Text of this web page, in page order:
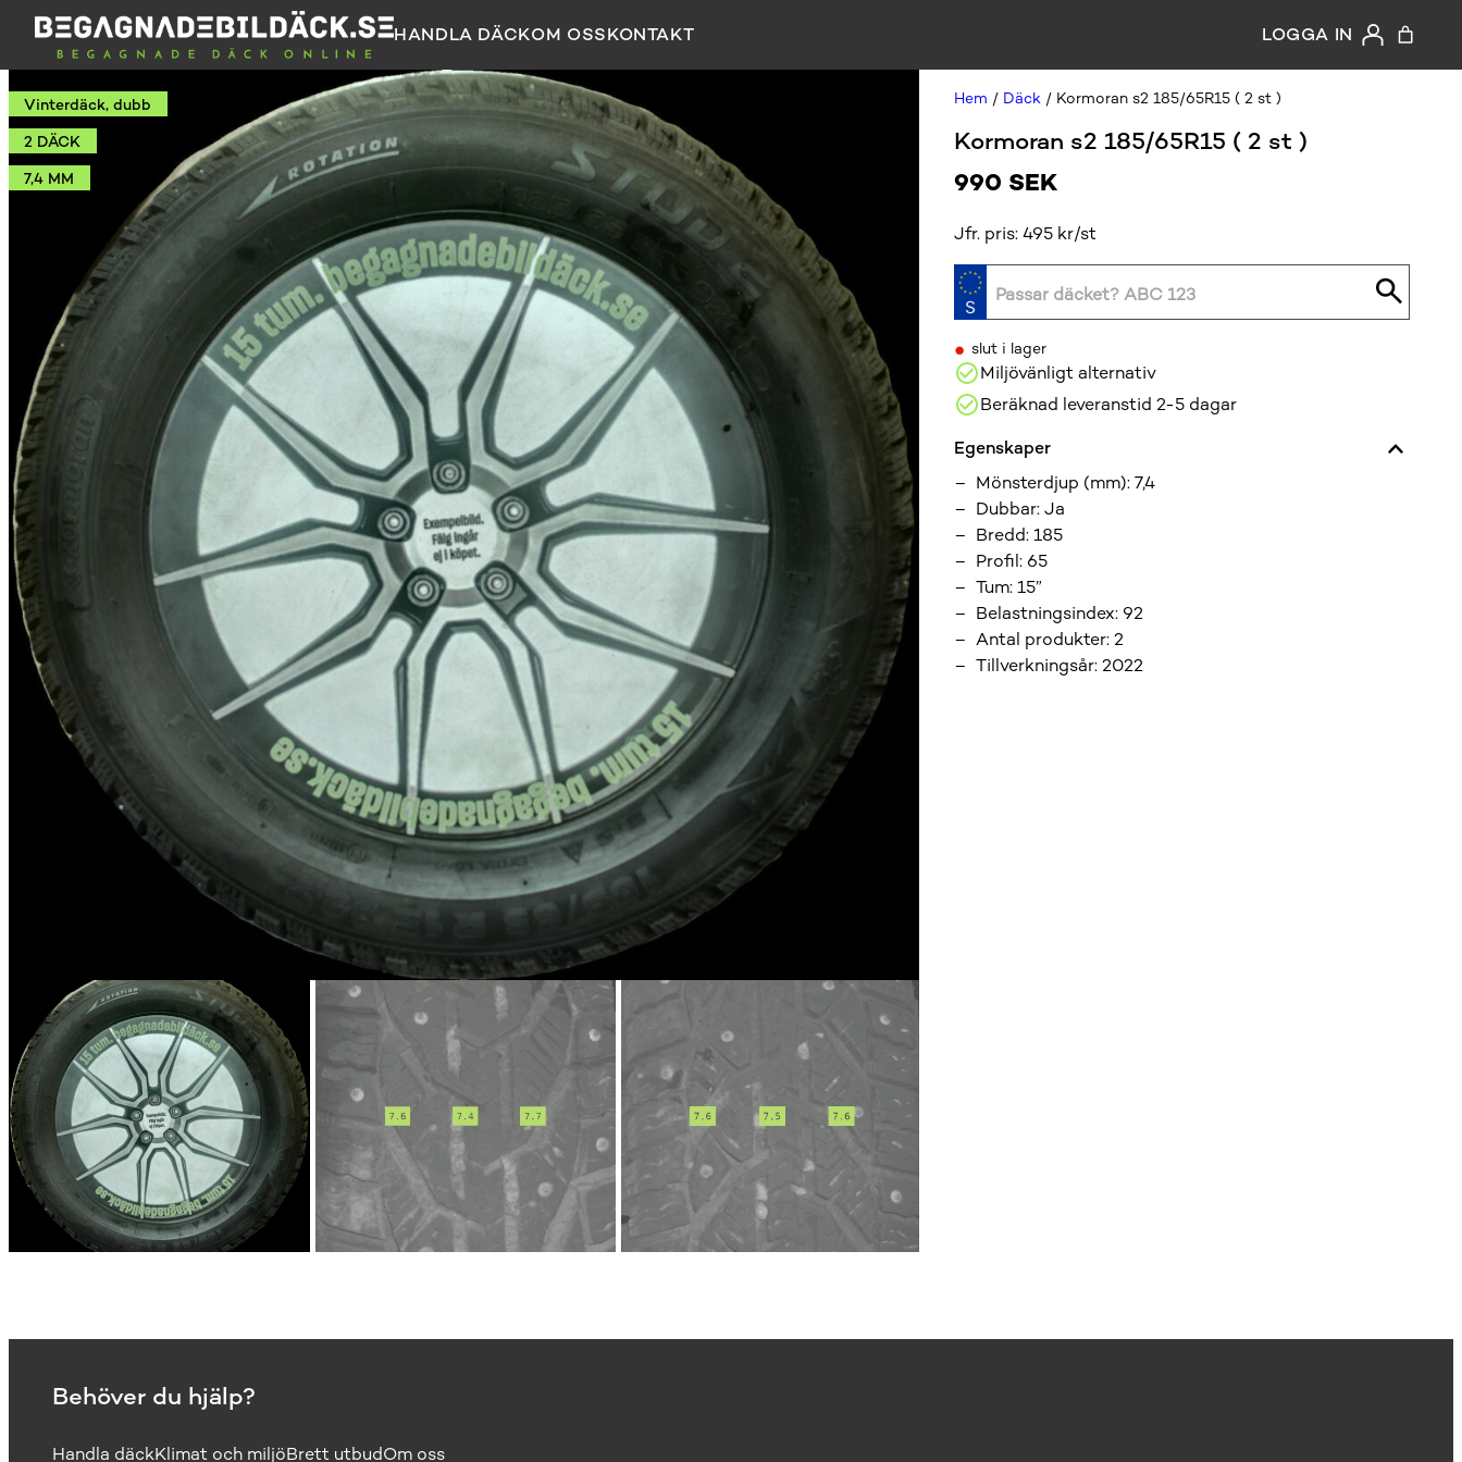
HANDLA DÄCKOM OSSKONTAKT LOGGA IN
Vinterdäck, dubb
2 DÄCK
7,4 MM
Hem / Däck / Kormoran s2 185/65R15 ( 2 st )
Kormoran s2 185/65R15 ( 2 st )
990 SEK
Jfr. pris: 495 kr/st
• slut i lager
Miljövänligt alternativ
Beräknad leveranstid 2-5 dagar
Egenskaper
Mönsterdjup (mm):7,4
Dubbar:Ja
Bredd:185
Profil: 65
Tum:15”
Belastningsindex: 92
Antal produkter:2
Tillverkningsår:2022
Behöver du hjälp?
Handla däckKlimat och miljöBrett utbudOm oss